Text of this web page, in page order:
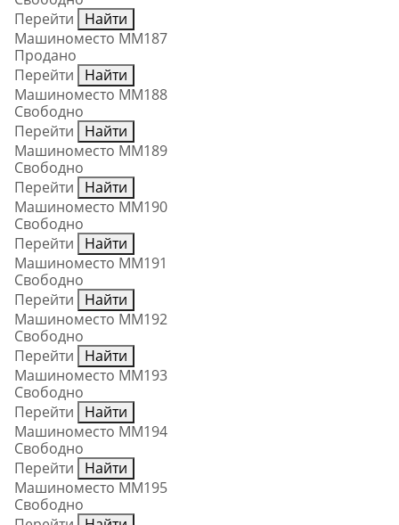
Перейти
Найти
Машиноместо ММ187
Продано
Перейти
Найти
Машиноместо ММ188
Свободно
Перейти
Найти
Машиноместо ММ189
Свободно
Перейти
Найти
Машиноместо ММ190
Свободно
Перейти
Найти
Машиноместо ММ191
Свободно
Перейти
Найти
Машиноместо ММ192
Свободно
Перейти
Найти
Машиноместо ММ193
Свободно
Перейти
Найти
Машиноместо ММ194
Свободно
Перейти
Найти
Машиноместо ММ195
Свободно